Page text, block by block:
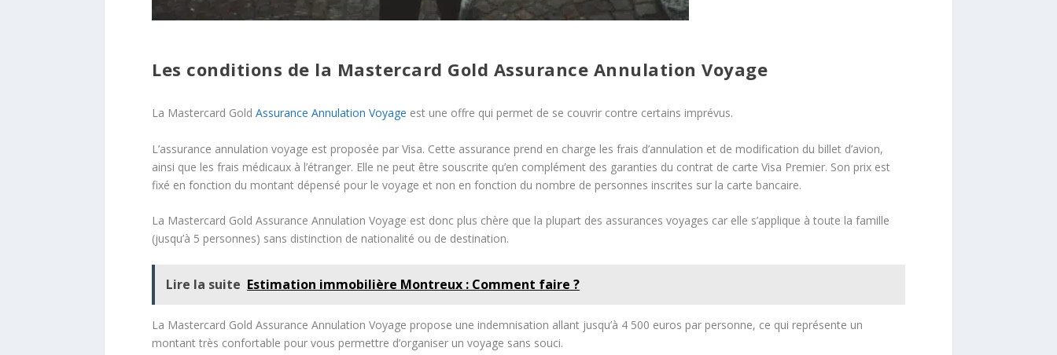
Les conditions de la Mastercard Gold Assurance Annulation Voyage
La Mastercard Gold Assurance Annulation Voyage est une offre qui permet de se couvrir contre certains imprévus.
L’assurance annulation voyage est proposée par Visa. Cette assurance prend en charge les frais d’annulation et de modification du billet d’avion,
ainsi que les frais médicaux à l’étranger. Elle ne peut être souscrite qu’en complément des garanties du contrat de carte Visa Premier. Son prix est
fixé en fonction du montant dépensé pour le voyage et non en fonction du nombre de personnes inscrites sur la carte bancaire.
La Mastercard Gold Assurance Annulation Voyage est donc plus chère que la plupart des assurances voyages car elle s’applique à toute la famille
(jusqu’à 5 personnes) sans distinction de nationalité ou de destination.
Lire la suite Estimation immobilière Montreux : Comment faire ?
La Mastercard Gold Assurance Annulation Voyage propose une indemnisation allant jusqu’à 4 500 euros par personne, ce qui représente un
montant très confortable pour vous permettre d’organiser un voyage sans souci.